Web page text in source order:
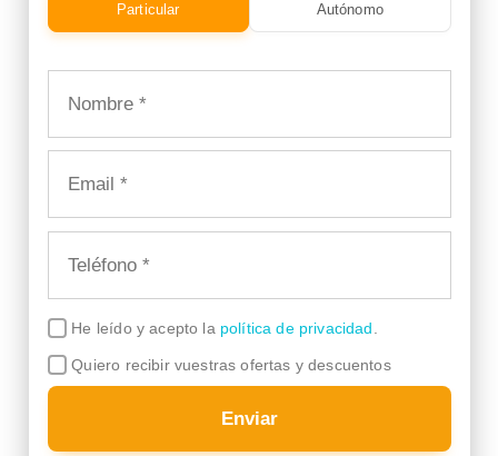
Particular Autónomo
He leído y acepto la política de privacidad
Quiero recibir vuestras ofertas y descuentos
Enviar